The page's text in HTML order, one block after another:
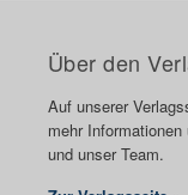
Über den
Auf unserer
mehr Informationen
und unser Team.